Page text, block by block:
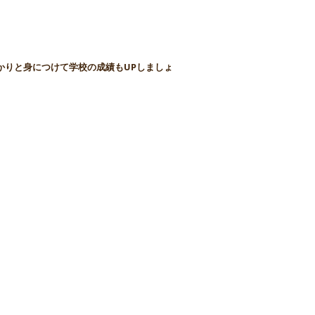
と身につけて学校の成績もUPしましょ